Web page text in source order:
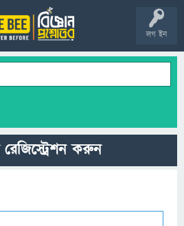
লগ ইন
করুন